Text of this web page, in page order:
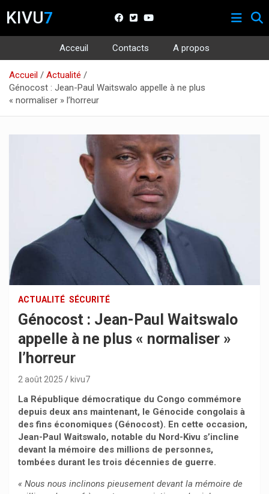
KIVU7
Acceuil Contacts
A propos
contenu
Accueil
Actualité
Génocost : Jean-Paul Waitswalo appelle à ne plus
« normaliser » l’horreur
ACTUALITÉ SÉCURITÉ
Génocost : Jean-Paul Waitswalo
appelle à ne plus « normaliser »
l’horreur
2 août 2025 kivu7
La République démocratique du Congo commémore
depuis deux ans maintenant, le Génocide congolais à
des fins économiques (Génocost). En cette occasion,
Jean-Paul Waitswalo, notable du Nord-Kivu s’incline
devant la mémoire des millions de personnes,
tombées durant les trois décennies de guerre.
« Nous nous inclinons pieusement devant la mémoire de